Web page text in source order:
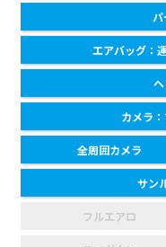
エアバッグ：
カメラ
全周囲カメラ
サン
フルエアロ